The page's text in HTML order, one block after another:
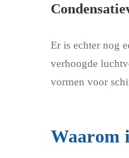
Er is echter nog
verhoogde
vormen voor
Waarom